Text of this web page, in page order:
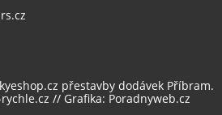
přestavby dodávekPříbram.
// Grafika: Poradnyweb.cz